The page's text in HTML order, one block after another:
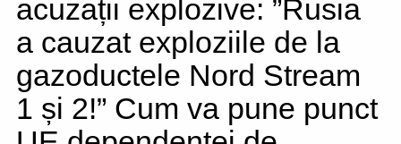
acuzații explozive: ”Rusia
a cauzat exploziile de la
gazoductele Nord Stream
1 și 2!” Cum va pune punct